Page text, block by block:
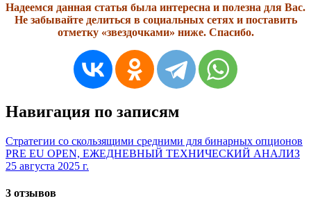
Надеемся данная статья была интересна и полезна для Вас.
Не забывайте делиться в социальных сетях и поставить
отметку «звездочками» ниже. Спасибо.
Навигация по записям
Стратегии со скользящими средними для бинарных опционов
PRE EU OPEN, ЕЖЕДНЕВНЫЙ ТЕХНИЧЕСКИЙ АНАЛИЗ
25 августа 2025 г.
3 отзывов